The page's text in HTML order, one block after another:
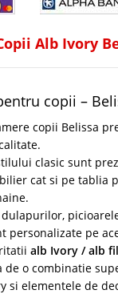
Alb Ivory
copii –
copii Belissa
clasic sunt
cat si pe tablia
personalizate pe
alb Ivory / alb
de o combinatie
si elementele de